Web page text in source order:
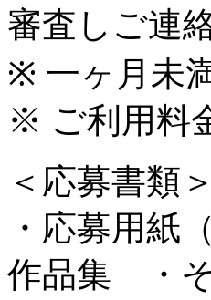
審査しご連
※ 一ヶ月未
※ ご利用料
＜応募書類＞
・応募用紙
作品集 ・そ